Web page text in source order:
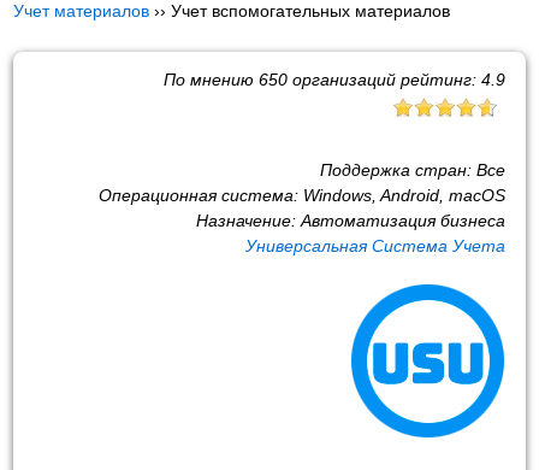
Учет материалов ››Учет вспомогательных материалов
По мнению 650организаций рейтинг: 4.9
Поддержка стран: Все
Операционная система: Windows, Android, macOS
Назначение: Автоматизация бизнеса
Универсальная Система Учета